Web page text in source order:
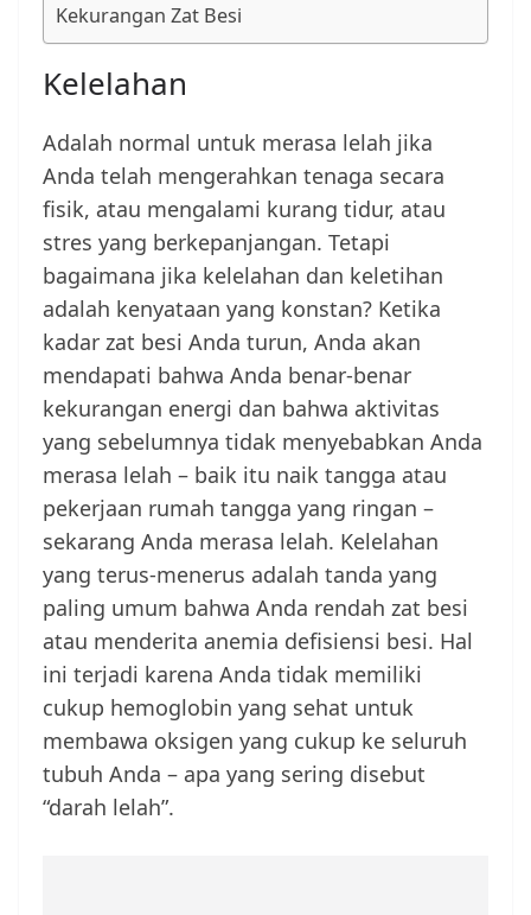
Kekurangan Zat Besi
Kelelahan
Adalah normal untuk merasa lelah jika
Anda telah mengerahkan tenaga secara
fisik, atau mengalami kurang tidur, atau
stres yang berkepanjangan. Tetapi
bagaimana jika kelelahan dan keletihan
adalah kenyataan yang konstan? Ketika
kadar zat besi Anda turun, Anda akan
mendapati bahwa Anda benar-benar
kekurangan energi dan bahwa aktivitas
yang sebelumnya tidak menyebabkan Anda
merasa lelah – baik itu naik tangga atau
pekerjaan rumah tangga yang ringan –
sekarang Anda merasa lelah. Kelelahan
yang terus-menerus adalah tanda yang
paling umum bahwa Anda rendah zat besi
atau menderita anemia defisiensi besi. Hal
ini terjadi karena Anda tidak memiliki
cukup hemoglobin yang sehat untuk
membawa oksigen yang cukup ke seluruh
tubuh Anda – apa yang sering disebut
“darah lelah”.